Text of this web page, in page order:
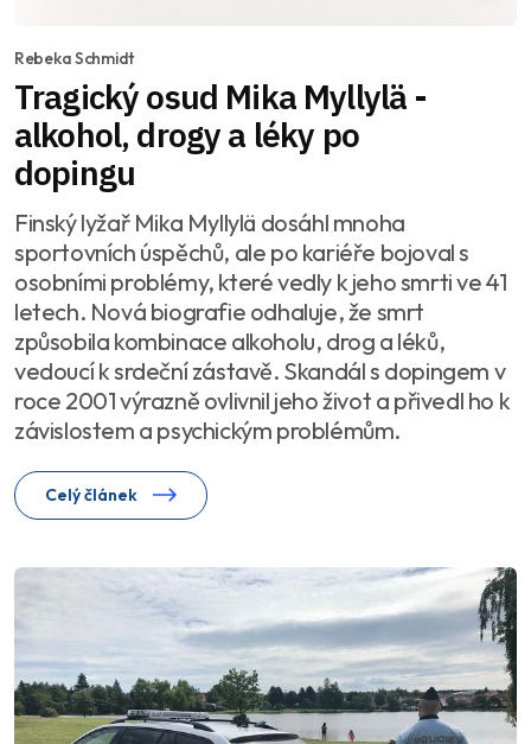
Rebeka Schmidt
Tragický osud Mika Myllylä -
alkohol, drogy a léky po
dopingu
Finský lyžař Mika Myllylä dosáhl mnoha
sportovních úspěchů, ale po kariéře bojoval s
osobními problémy, které vedly k jeho smrti ve 41
letech. Nová biografie odhaluje, že smrt
způsobila kombinace alkoholu, drog a léků,
vedoucí k srdeční zástavě. Skandál s dopingem v
roce 2001 výrazně ovlivnil jeho život a přivedl ho k
závislostem a psychickým problémům.
Celý článek